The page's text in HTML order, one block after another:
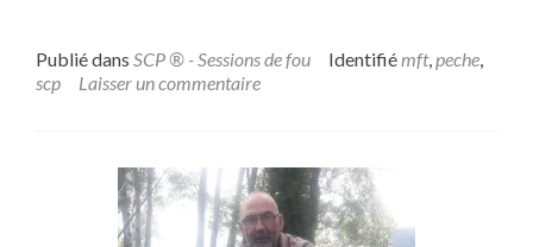
Publié dans SCP ® - Sessions de fou Identifiémft,peche,
scp
Laisser un commentaire